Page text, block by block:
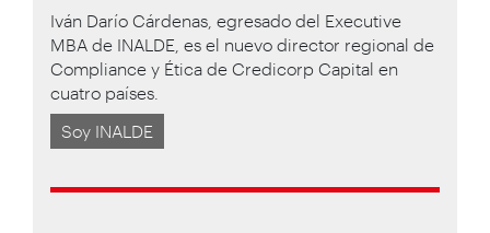
Iván Darío Cárdenas, egresado del Executive
MBA de INALDE, es el nuevo director regional de
Compliance y Ética de Credicorp Capital en
cuatro países.
Soy INALDE